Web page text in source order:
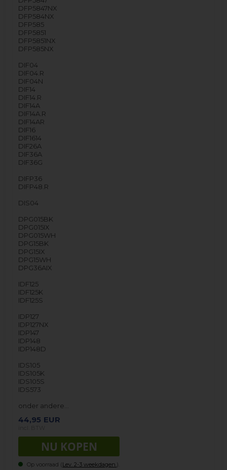
DFP5847NX
DFP584NX
DFP585
DFP5851
DFP5851NX
DFP585NX
DIF04
DIF04.R
DIF04N
DIF14
DIF14.R
DIF14A
DIF14A.R
DIF14AR
DIF16
DIF1614
DIF26A
DIF36A
DIF36G
DIFP36
DIFP48.R
DIS04
DPG015BK
DPG015IX
DPG015WH
DPG15BK
DPG15IX
DPG15WH
DPG36AIX
IDF125
IDF125K
IDF125S
IDP127
IDP127NX
IDP147
IDP148
IDP148D
IDS105
IDS105K
IDS105S
IDS573
onder andere…
44,95 EUR
Op voorraad (Lev. 2-3 weekdagen. ).